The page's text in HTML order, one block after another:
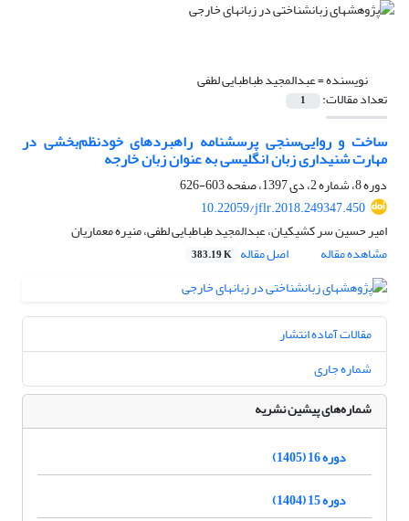
نویسنده =عبدالمجید طباطبایی لطفی
تعداد مقالات: 1
ساخت و روایی‌سنجی پرسشنامه راهبردهای خودنظم‌بخشی در
مهارت شنیداری زبان انگلیسی به عنوان زبان خارجه
دوره 8، شماره 2، دی 1397، صفحه
603-626
10.22059/jflr.2018.249347.450
امیر حسین سر کشیکیان، عبدالمجید طباطبایی لطفی، منیره معماریان
مشاهده مقاله
اصل مقاله 383.19 K
مقالات آماده انتشار
شماره جاری
شماره‌های پیشین نشریه
دوره 16 (1405)
دوره 15 (1404)